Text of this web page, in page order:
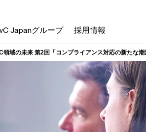
Japanグループ 採用情報
域の未来 第2回「コンプライアンス対応の新たな潮